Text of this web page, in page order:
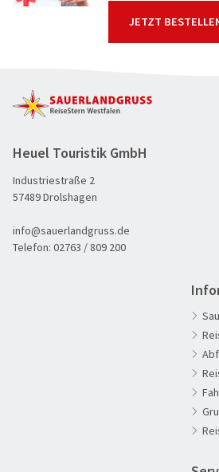
Advents-, Weihnachts- &
JETZT
Heuel Touristik GmbH
Industriestraße 2
57489 Drolshagen
info@sauerlandgruss.de
Telefon: 02763 / 809 200